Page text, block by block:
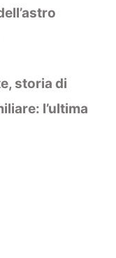
storia di
l’ultima